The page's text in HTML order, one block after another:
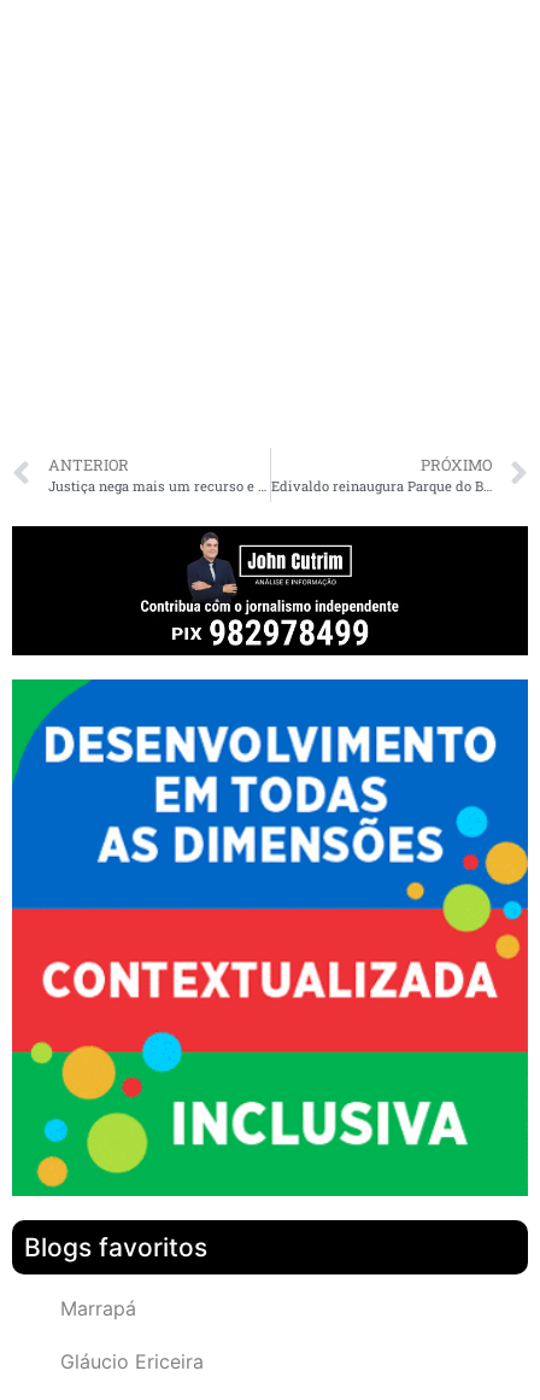
ANTERIOR PRÓXIMO
Edivaldo reinaugura Parque do Bom Menino, marcando o início das comemorações dos 408 anos de São Luís
Blogs favoritos
Marrapá
Gláucio Ericeira